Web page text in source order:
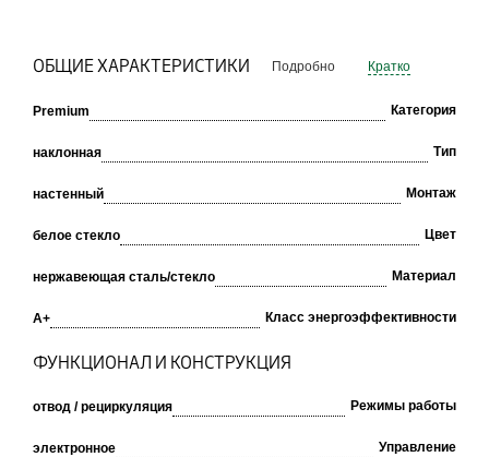
ОБЩИЕ ХАРАКТЕРИСТИКИ Подробно Кратко
Premium Категория
наклонная Тип
настенный Монтаж
белое стекло Цвет
нержавеющая сталь/стекло Материал
A+ Класс энергоэффективности
ФУНКЦИОНАЛ И КОНСТРУКЦИЯ
отвод / рециркуляция Режимы работы
электронное Управление